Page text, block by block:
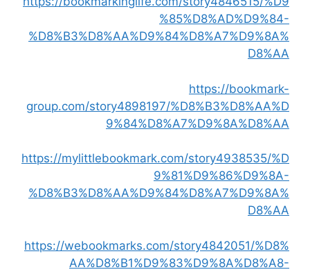
%85%D8%AD%D9%84-
%D8%B3%D8%AA%D9%84%D8%A7%D9%8A%
D8%AA
https://bookmark-
group.com/story4898197/%D8%B3%D8%AA%D
9%84%D8%A7%D9%8A%D8%AA
https://mylittlebookmark.com/story4938535/%D
9%81%D9%86%D9%8A-
%D8%B3%D8%AA%D9%84%D8%A7%D9%8A%
D8%AA
https://webookmarks.com/story4842051/%D8%
AA%D8%B1%D9%83%D9%8A%D8%A8-